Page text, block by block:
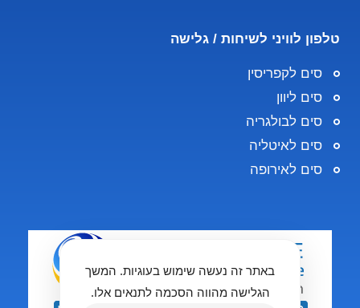
טלפון לוויני לשיחות / גלישה
סים לקפריסין
סים ליוון
סים לבולגריה
סים לאיטליה
סים לאירופה
באתר זה נעשה שימוש בעוגיות. המשך
הגלישה מהווה הסכמה לתנאים אלו.